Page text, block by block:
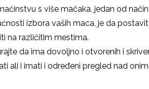
s više mačaka, jedan od
izbora vaših maca, je da
na različitim mestima.
da ima dovoljno i otvorenih i
ali i imati i određeni pregled nad